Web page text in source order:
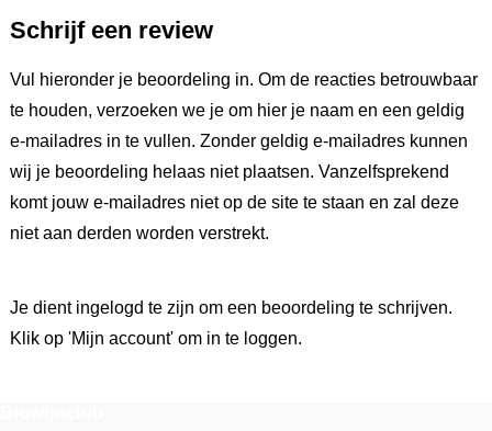
Schrijf een review
Vul hieronder je beoordeling in. Om de reacties betrouwbaar
te houden, verzoeken we je om hier je naam en een geldig
e-mailadres in te vullen. Zonder geldig e-mailadres kunnen
wij je beoordeling helaas niet plaatsen. Vanzelfsprekend
komt jouw e-mailadres niet op de site te staan en zal deze
niet aan derden worden verstrekt.
Je dient ingelogd te zijn om een beoordeling te schrijven.
Klik op 'Mijn account' om in te loggen.